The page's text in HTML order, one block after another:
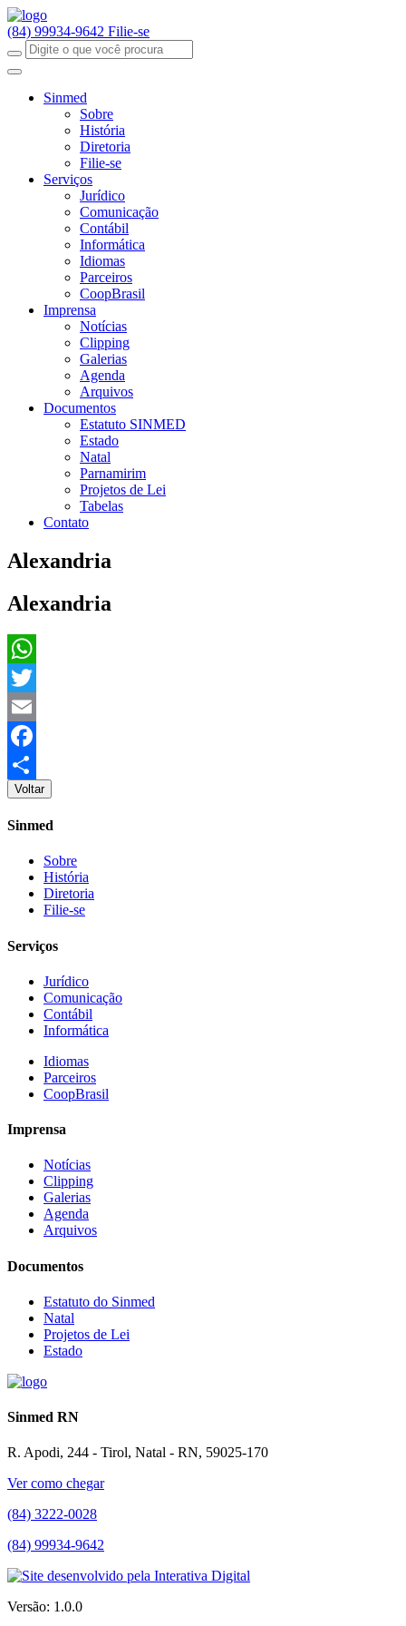
(84) 99934-9642 Filie-se
Sinmed
Sobre
História
Diretoria
Filie-se
Serviços
Jurídico
Comunicação
Contábil
Informática
Idiomas
Parceiros
CoopBrasil
Imprensa
Notícias
Clipping
Galerias
Agenda
Arquivos
Documentos
Estatuto SINMED
Estado
Natal
Parnamirim
Projetos de Lei
Tabelas
Contato
Alexandria
Alexandria
WhatsApp
Twitter
Email
Facebook
Share
Voltar
Sinmed
Sobre
História
Diretoria
Filie-se
Serviços
Jurídico
Comunicação
Contábil
Informática
Idiomas
Parceiros
CoopBrasil
Imprensa
Notícias
Clipping
Galerias
Agenda
Arquivos
Documentos
Estatuto do Sinmed
Natal
Projetos de Lei
Estado
Sinmed RN
R. Apodi, 244 - Tirol, Natal - RN, 59025-170
Ver como chegar
(84) 3222-0028
(84) 99934-9642
Versão: 1.0.0